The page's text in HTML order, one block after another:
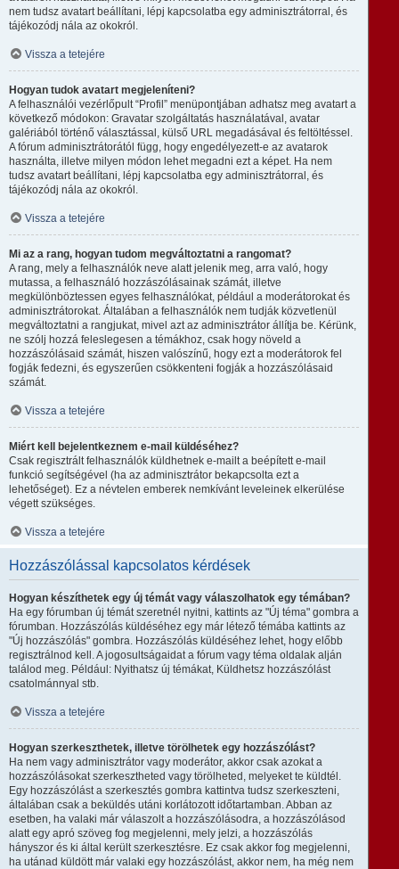
nem tudsz avatart beállítani, lépj kapcsolatba egy adminisztrátorral, és
tájékozódj nála az okokról.
Vissza a tetejére
Hogyan tudok avatart megjeleníteni?
A felhasználói vezérlőpult “Profil” menüpontjában adhatsz meg avatart a
következő módokon: Gravatar szolgáltatás használatával, avatar
galériából történő választással, külső URL megadásával és feltöltéssel.
A fórum adminisztrátorától függ, hogy engedélyezett-e az avatarok
használta, illetve milyen módon lehet megadni ezt a képet. Ha nem
tudsz avatart beállítani, lépj kapcsolatba egy adminisztrátorral, és
tájékozódj nála az okokról.
Vissza a tetejére
Mi az a rang, hogyan tudom megváltoztatni a rangomat?
A rang, mely a felhasználók neve alatt jelenik meg, arra való, hogy
mutassa, a felhasználó hozzászólásainak számát, illetve
megkülönböztessen egyes felhasználókat, például a moderátorokat és
adminisztrátorokat. Általában a felhasználók nem tudják közvetlenül
megváltoztatni a rangjukat, mivel azt az adminisztrátor állítja be. Kérünk,
ne szólj hozzá feleslegesen a témákhoz, csak hogy növeld a
hozzászólásaid számát, hiszen valószínű, hogy ezt a moderátorok fel
fogják fedezni, és egyszerűen csökkenteni fogják a hozzászólásaid
számát.
Vissza a tetejére
Miért kell bejelentkeznem e-mail küldéséhez?
Csak regisztrált felhasználók küldhetnek e-mailt a beépített e-mail
funkció segítségével (ha az adminisztrátor bekapcsolta ezt a
lehetőséget). Ez a névtelen emberek nemkívánt leveleinek elkerülése
végett szükséges.
Vissza a tetejére
Hozzászólással kapcsolatos kérdések
Hogyan készíthetek egy új témát vagy válaszolhatok egy témában?
Ha egy fórumban új témát szeretnél nyitni, kattints az "Új téma" gombra a
fórumban. Hozzászólás küldéséhez egy már létező témába kattints az
"Új hozzászólás" gombra. Hozzászólás küldéséhez lehet, hogy előbb
regisztrálnod kell. A jogosultságaidat a fórum vagy téma oldalak alján
találod meg. Például: Nyithatsz új témákat, Küldhetsz hozzászólást
csatolmánnyal stb.
Vissza a tetejére
Hogyan szerkeszthetek, illetve törölhetek egy hozzászólást?
Ha nem vagy adminisztrátor vagy moderátor, akkor csak azokat a
hozzászólásokat szerkesztheted vagy törölheted, melyeket te küldtél.
Egy hozzászólást a szerkesztés gombra kattintva tudsz szerkeszteni,
általában csak a beküldés utáni korlátozott időtartamban. Abban az
esetben, ha valaki már válaszolt a hozzászólásodra, a hozzászólásod
alatt egy apró szöveg fog megjelenni, mely jelzi, a hozzászólás
hányszor és ki által került szerkesztésre. Ez csak akkor fog megjelenni,
ha utánad küldött már valaki egy hozzászólást, akkor nem, ha még nem